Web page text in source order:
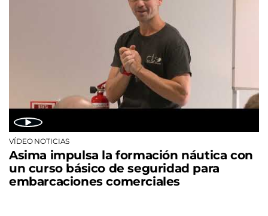
VÍDEO NOTICIAS
Asima impulsa la formación náutica con
un curso básico de seguridad para
embarcaciones comerciales